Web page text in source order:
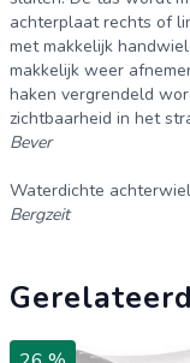
achterplaat rechts of
met makkelijk
makkelijk weer
haken vergrendeld
zichtbaarheid in het
Bever
Waterdichte
Bergzeit